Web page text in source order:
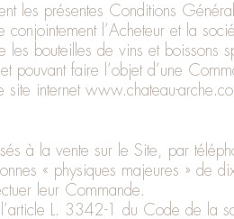
les présentes Conditions
conjointement l’Acheteur et la
les bouteilles de vins et boissons
pouvant faire l’objet d’une
site internet www.chateau-
à la vente sur le Site, par
« physiques majeures » de
leur Commande.
L. 3342-1 du Code de la